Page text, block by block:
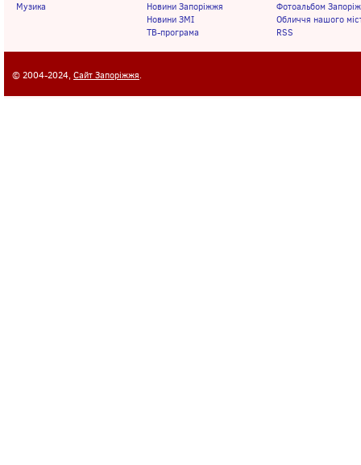
Музика
Новини Запоріжжя
Новини ЗМІ
ТВ-програма
Фотоальбом
Обличчя нашого
RSS
© 2004-2024, Сайт Запоріжжя.